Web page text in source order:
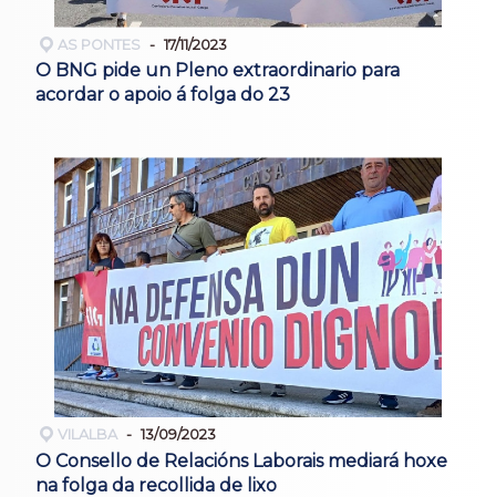
AS PONTES 17/11/2023
O BNG pide un Pleno extraordinario para
acordar o apoio á folga do 23
VILALBA 13/09/2023
O Consello de Relacións Laborais mediará hoxe
na folga da recollida de lixo